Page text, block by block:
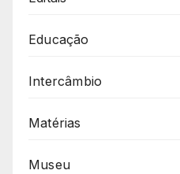
Educação
Intercâmbio
Matérias
Museu